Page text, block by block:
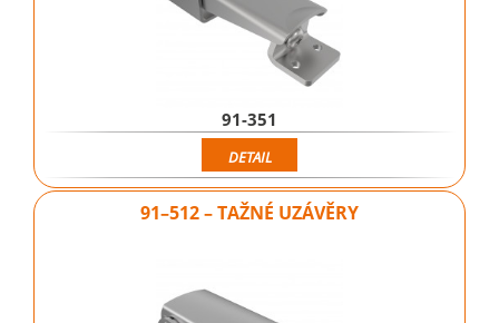
91-351
DETAIL
91–512 – TAŽNÉ UZÁVĚRY